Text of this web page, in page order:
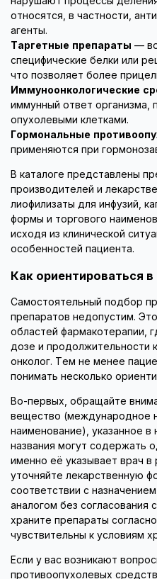
относятся, в частности,
агенты.
Таргетные препараты —
специфические белки или
что позволяет более
Иммуноонкологические
иммунный ответ организма,
опухолевыми клетками.
Гормональные
применяются при
В каталоге представлены
производителей и
лиофилизаты для инфузий,
формы и торгового
исходя из клинической
особенностей пациента.
Как ориентироваться
Самостоятельный подбор
препаратов недопустим.
областей фармакотерапии,
дозе и продолжительности
онколог. Тем не менее
понимать несколько
Во-первых, обращайте
вещество (международное
наименование), указанное в
названия могут содержать
именно её указывает врач в
уточняйте лекарственную
соответствии с
аналогом без согласования
храните препараты
чувствительны к условиям
Если у вас возникают
противоопухолевых